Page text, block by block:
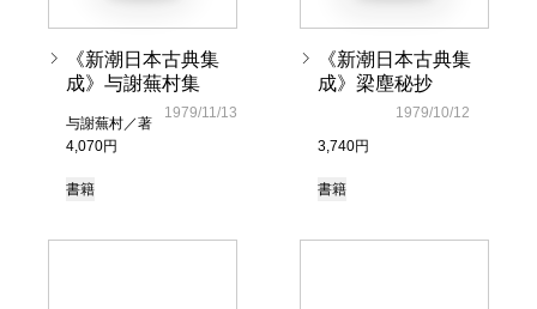
《新潮日本古典集
成》与謝蕪村集
与謝蕪村／著
4,070円
1979/11/13
書籍
《新潮日本古典集
成》梁塵秘抄
3,740円
1979/10/12
書籍